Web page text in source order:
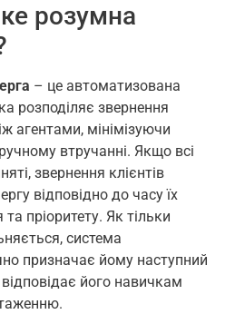
розумна
– це автоматизована
розподіляє звернення
агентами, мінімізуючи
втручанні. Якщо всі
звернення клієнтів
відповідно до часу їх
пріоритету. Як тільки
система
призначає йому наступний
його навичкам